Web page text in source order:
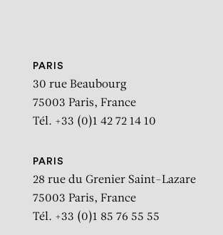
PARIS
30 rue Beaubourg
75003 Paris, France
Tél. +33 (0)1 42 72 14 10
PARIS
28 rue du Grenier Saint-Lazare
75003 Paris, France
Tél. +33 (0)1 85 76 55 55